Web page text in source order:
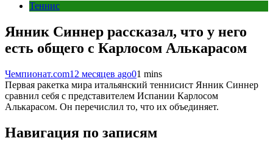
Теннис
Янник Синнер рассказал, что у него
есть общего с Карлосом Алькарасом
Чемпионат.com12 месяцев ago01 mins
Первая ракетка мира итальянский теннисист Янник Синнер
сравнил себя с представителем Испании Карлосом
Алькарасом. Он перечислил то, что их объединяет.
Навигация по записям